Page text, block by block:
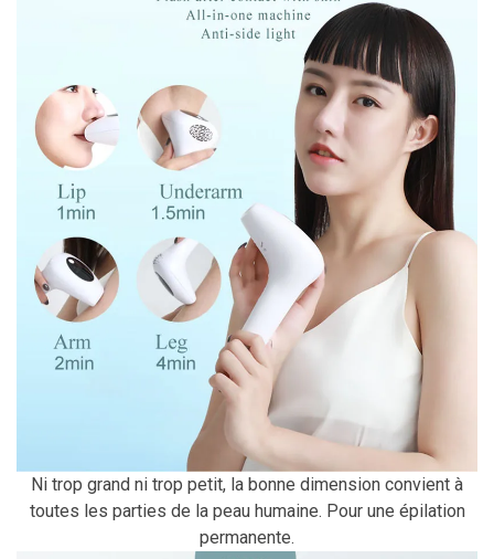
Ni trop grand ni trop petit, la bonne dimension convient à
toutes les parties de la peau humaine. Pour une épilation
permanente.